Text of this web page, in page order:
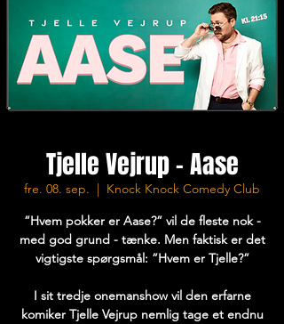
Tjelle Vejrup - Aase
fre. 08. sep.
  |
Knock Knock Comedy Club
”Hvem pokker er Aase?” vil de fleste nok -
med god grund - tænke. Men faktisk er det
vigtigste spørgsmål: ”Hvem er Tjelle?”
I sit tredje onemanshow vil den erfarne
komiker Tjelle Vejrup nemlig tage et endnu